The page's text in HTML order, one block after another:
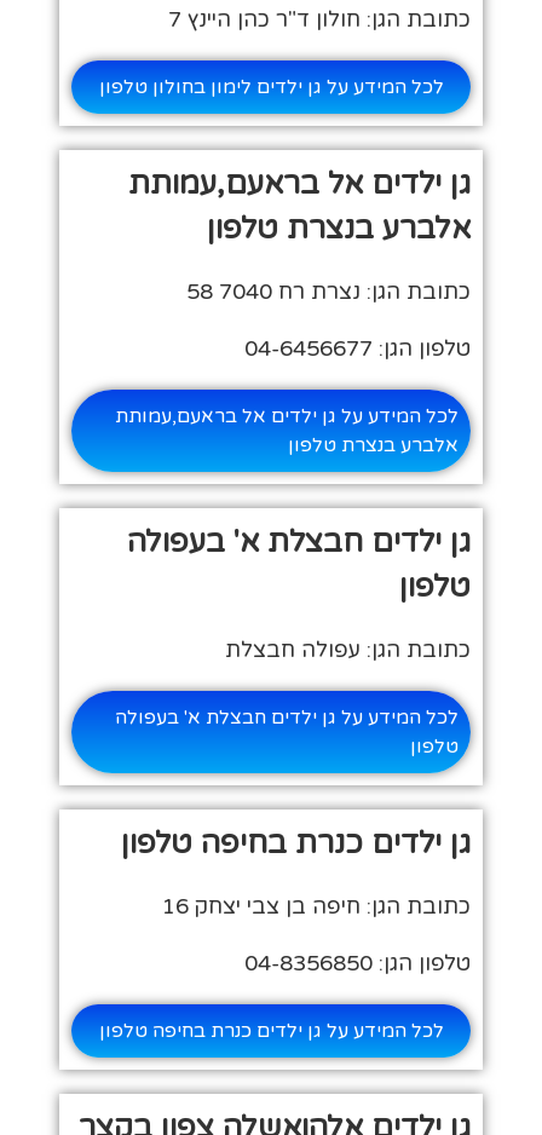
כתובת הגן: חולון ד"ר כהן היינץ 7
לכל המידע על גן ילדים לימון בחולון טלפון
גן ילדים אל בראעם,עמותת
אלברע בנצרת טלפון
כתובת הגן: נצרת רח 7040 58
טלפון הגן: 04-6456677
לכל המידע על גן ילדים אל בראעם,עמותת
אלברע בנצרת טלפון
גן ילדים חבצלת א' בעפולה
טלפון
כתובת הגן: עפולה חבצלת
לכל המידע על גן ילדים חבצלת א' בעפולה
טלפון
גן ילדים כנרת בחיפה טלפון
כתובת הגן: חיפה בן צבי יצחק 16
טלפון הגן: 04-8356850
לכל המידע על גן ילדים כנרת בחיפה טלפון